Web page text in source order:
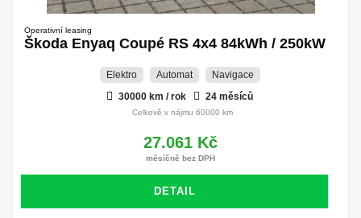
Operativní leasing
Škoda Enyaq Coupé RS 4x4 84kWh / 250kW
Elektro Automat
Navigace
30000 km / rok
24 měsíců
Celkově v nájmu 60000 km
27.061 Kč
měsíčně bez DPH
DETAIL